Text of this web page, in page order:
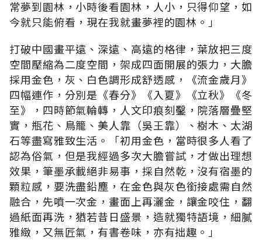
常夢到園林，小時後看園林，人小，只得仰望，如
今就只能俯看，現在我就畫夢裡的園林。」
打破中國畫平遠、深遠、高遠的格律，葉放把三度
空間壓縮為二度空間，架成四面開展的張力，大膽
採用金色，灰、白色調形成舒透感，《流金歲月》
四幅連作，分別是《春分》《入夏》《立秋》《冬
至》，四時節氣輪轉，人文印痕刻鑿，院落層疊堅
實，瓶花、鳥籠、美人靠（吳王靠）、樹木、太湖
石等盡寫雅致生活。「初用金色，當時很多人看了
認為俗氣，但是我經過多次大膽嘗試，才做出理想
效果，筆墨承載絕非易事，採自然乾，沒有宿墨的
顆粒感，要洗盡鉛塵，在金色與灰色銜接處需自然
融合，先噴一次金，畫面上再灑金，讓金咬住，翻
過紙面再洗，猶若昔日盛景，造就獨特語境，細膩
雅緻，又無匠氣，有書卷味，亦有拙趣。」